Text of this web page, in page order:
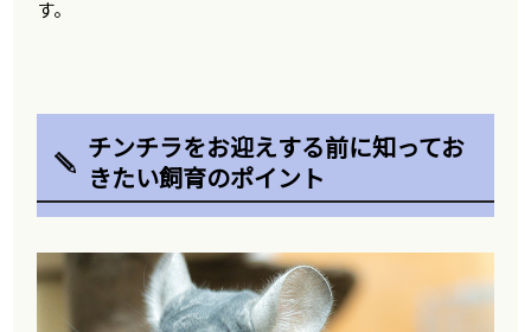
す。
チンチラをお迎えする前に知ってお
きたい飼育のポイント